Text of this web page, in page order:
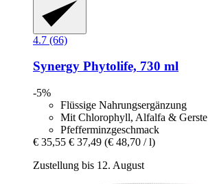
4.7 (66)
Synergy Phytolife, 730 ml
-5%
Flüssige Nahrungsergänzung
Mit Chlorophyll, Alfalfa & Gerste
Pfefferminzgeschmack
€ 35,55 € 37,49 (€ 48,70 / l)
Zustellung bis 12. August